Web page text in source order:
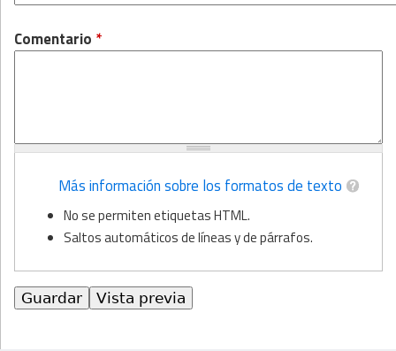
Comentario *
Más información sobre los formatos de texto
No se permiten etiquetas HTML.
Saltos automáticos de líneas y de párrafos.